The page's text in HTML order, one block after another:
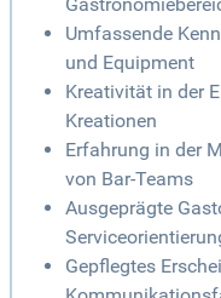
Umfassende
und Equipment
Kreativität in der
Kreationen
Erfahrung in der
von Bar-Teams
Ausgeprägte
Gepflegtes